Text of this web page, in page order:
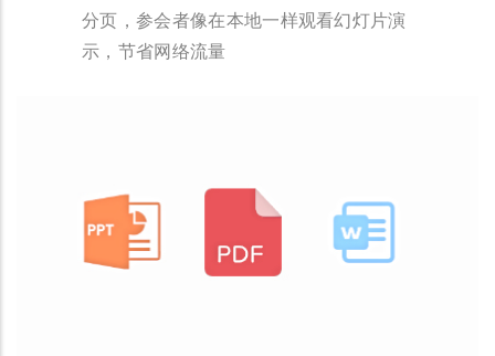
分页，参会者像在本地一样观看幻灯片演
示，节省网络流量